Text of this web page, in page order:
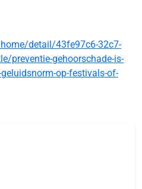
detail/43fe97c6-32c7-
preventie-gehoorschade-is-
geluidsnorm-op-festivals-of-